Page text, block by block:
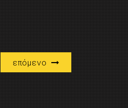
επόμενο